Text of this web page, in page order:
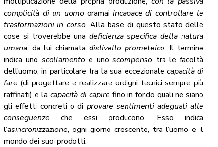
complicità di un uomooramai incapace di controllare le
trasformazioni in corso. Alla base di questo stato delle
cose si troverebbe unadeficienza specifica della natura
umana, da lui chiamata dislivello prometeico. Il termine
indica uno scollamentoe unoscompenso tra le facoltà
dell’uomo, in particolare tra la sua eccezionale capacità di
fare (di progettare e realizzare ordigni tecnici sempre più
raffinati) e la capacità di capire fino in fondo quali ne siano
gli effetti concreti o di provare sentimenti adeguati alle
conseguenze che essi producono. Esso indica
l’asincronizzazione, ogni giorno crescente, tra l’uomo e il
mondo dei suoi prodotti.